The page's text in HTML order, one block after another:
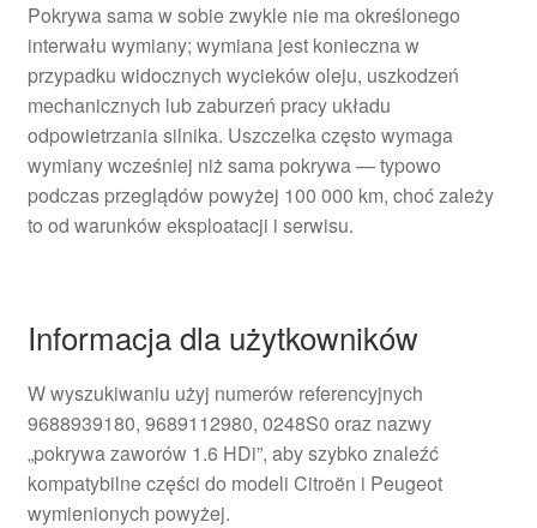
Pokrywa sama w sobie zwykle nie ma określonego
interwału wymiany; wymiana jest konieczna w
przypadku widocznych wycieków oleju, uszkodzeń
mechanicznych lub zaburzeń pracy układu
odpowietrzania silnika. Uszczelka często wymaga
wymiany wcześniej niż sama pokrywa — typowo
podczas przeglądów powyżej 100 000 km, choć zależy
to od warunków eksploatacji i serwisu.
Informacja dla użytkowników
W wyszukiwaniu użyj numerów referencyjnych
9688939180, 9689112980, 0248S0 oraz nazwy
„pokrywa zaworów 1.6 HDi”, aby szybko znaleźć
kompatybilne części do modeli Citroën i Peugeot
wymienionych powyżej.